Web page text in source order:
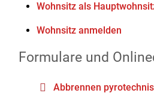
Wohnsitz als
Wohnsitz anmelden
Formulare und
Abbrennen